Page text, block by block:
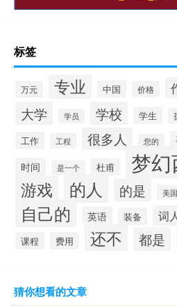
标签
万元 专业 中国 价格
大学 学员 学校 学生
工作 工程 很多人 您的
时间 是一个 杜甫 梦
游戏 的人 的是 美国
自己的 英语 装备 词人
课程 费用 还不 都是
猜你想看的文章